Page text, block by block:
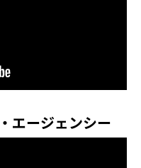
エージェンシー